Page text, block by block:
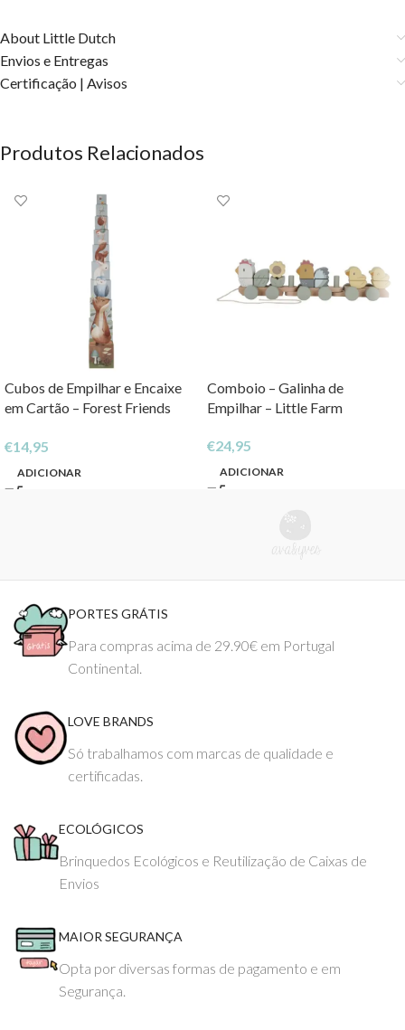
About Little Dutch
Envios e Entregas
Certificação | Avisos
Produtos Relacionados
Cubos de Empilhar e Encaixe
em Cartão – Forest Friends
€14,95
ADICIONAR
Comboio – Galinha de
Empilhar – Little Farm
€24,95
ADICIONAR
PORTES GRÁTIS
Para compras acima de 29.90€ em Portugal
Continental.
LOVE BRANDS
Só trabalhamos com marcas de qualidade e
certificadas.
ECOLÓGICOS
Brinquedos Ecológicos e Reutilização de Caixas de
Envios
MAIOR SEGURANÇA
Opta por diversas formas de pagamento e em
Segurança.